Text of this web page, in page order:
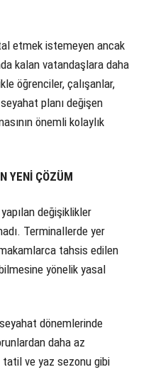
etmek istemeyen ancak
kalan vatandaşlara daha
öğrenciler, çalışanlar,
planı değişen
önemli kolaylık
YENİ ÇÖZÜM
değişiklikler
Terminallerde yer
tahsis edilen
yönelik yasal
dönemlerinde
daha az
tatil ve yaz sezonu gibi